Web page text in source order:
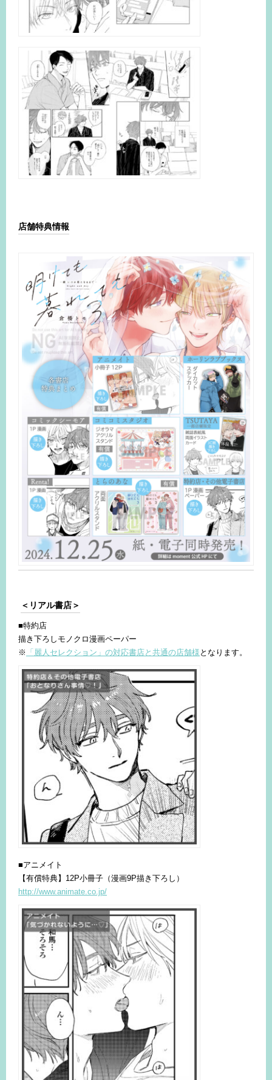
店舗特典情報
＜リアル書店＞
■特約店
描き下ろしモノクロ漫画ペーパー
※ 「麗人セレクション」の対応書店と共通の店舗様 となります。
■アニメイト
【有償特典】12P小冊子（漫画9P描き下ろし）
http://www.animate.co.jp/